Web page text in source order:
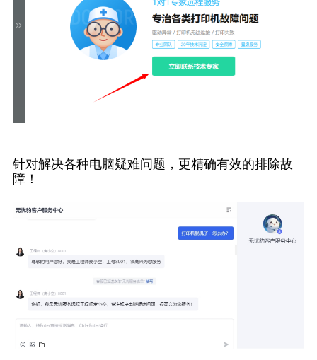
针对解决各种电脑疑难问题，更精确有效的排除故
障！